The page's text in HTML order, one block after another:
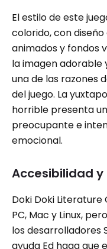
El estilo de este
colorido, con
animados y fondos
la imagen adorable
una de las razones
del juego. La
horrible presenta
preocupante e
emocional.
Accesibilidad
Doki Doki
PC, Mac y Linux,
los desarrolladores
ayuda Ed haga que